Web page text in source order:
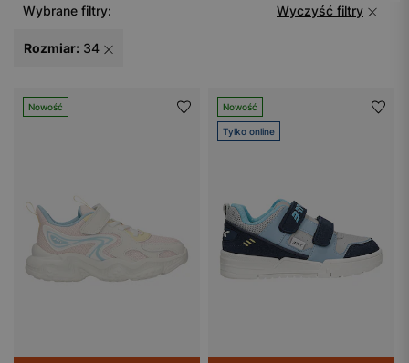
Wybrane filtry: Wyczyść filtry
Rozmiar: 34
Nowość Nowość
Tylko online